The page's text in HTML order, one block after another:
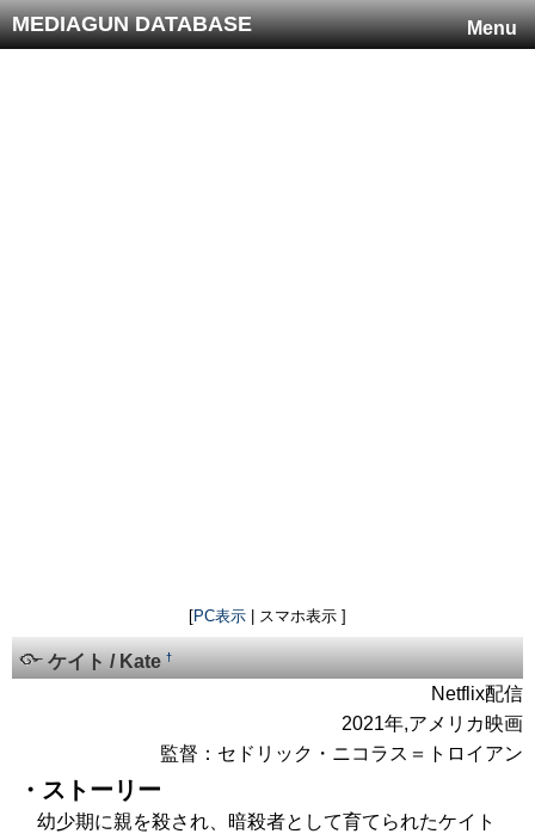
Menu
MEDIAGUN DATABASE
[PC表示 | スマホ表示 ]
ケイト / Kate†
Netflix配信
2021年,アメリカ映画
監督：セドリック・ニコラス＝トロイアン
・ストーリー
幼少期に親を殺され、暗殺者として育てられたケイト